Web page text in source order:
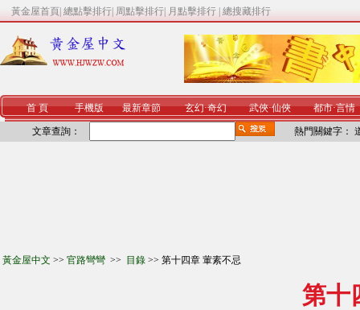
黃金屋首頁 總點擊排行 周點擊排行 月點擊排行 總搜藏排行
首 頁 手機版 最新章節 玄幻·奇幻 武俠·仙俠 都市·言情
文章查詢： 熱門關鍵字：
黃金屋中文 >> 官路彎彎 >> 目錄 >> 第十四章 葷素不忌
第十